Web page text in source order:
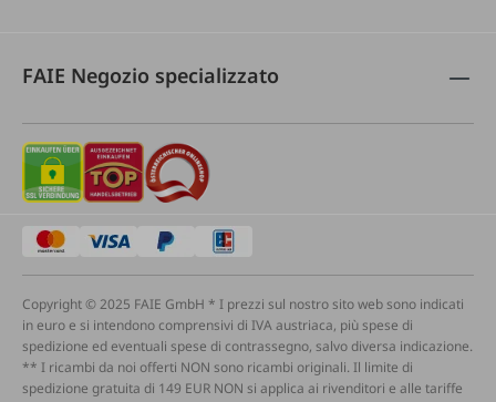
FAIE Negozio specializzato
Copyright © 2025 FAIE GmbH * I prezzi sul nostro sito web sono indicati
in euro e si intendono comprensivi di IVA austriaca, più spese di
spedizione ed eventuali spese di contrassegno, salvo diversa indicazione.
** I ricambi da noi offerti NON sono ricambi originali. Il limite di
spedizione gratuita di 149 EUR NON si applica ai rivenditori e alle tariffe